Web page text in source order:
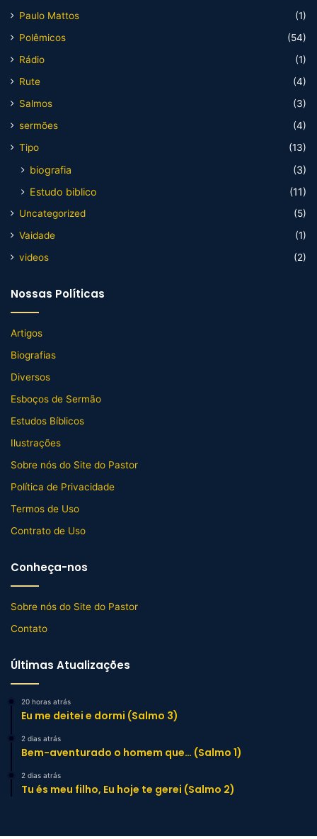
Paulo Mattos
(1)
Polêmicos
(54)
Rádio
(1)
Rute
(4)
Salmos
(3)
sermões
(4)
Tipo
(13)
biografia
(3)
Estudo biblico
(11)
Uncategorized
(5)
Vaidade
(1)
videos
(2)
Nossas Políticas
Artigos
Biografias
Diversos
Esboços de Sermão
Estudos Bíblicos
Ilustrações
Sobre nós do Site do Pastor
Política de Privacidade
Termos de Uso
Contrato de Uso
Conheça-nos
Sobre nós do Site do Pastor
Contato
Últimas Atualizações
20 horas atrás
Eu me deitei e dormi (Salmo 3)
2 dias atrás
Bem-aventurado o homem que… (Salmo 1)
2 dias atrás
Tu és meu filho, Eu hoje te gerei (Salmo 2)